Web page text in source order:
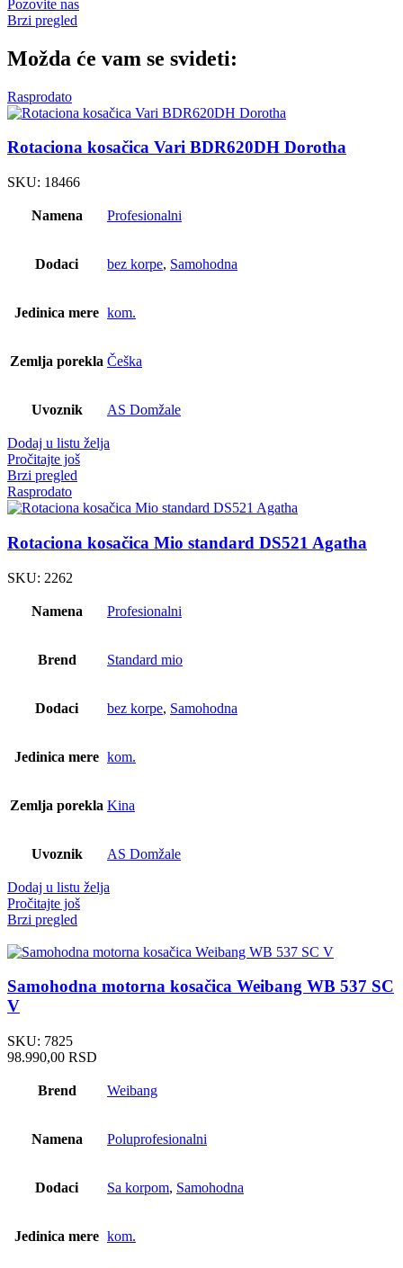
Pozovite nas
Brzi pregled
Možda će vam se svideti:
Rasprodato
Rotaciona kosačica Vari BDR620DH Dorotha
SKU: 18466
Namena Profesionalni
Dodaci bez korpe, Samohodna
Jedinica mere kom.
Zemlja porekla Češka
Uvoznik AS Domžale
Dodaj u listu želja
Pročitajte još
Brzi pregled
Rasprodato
Rotaciona kosačica Mio standard DS521 Agatha
SKU: 2262
Namena Profesionalni
Brend Standard mio
Dodaci bez korpe, Samohodna
Jedinica mere kom.
Zemlja porekla Kina
Uvoznik AS Domžale
Dodaj u listu želja
Pročitajte još
Brzi pregled
Samohodna motorna kosačica Weibang WB 537 SC
V
SKU: 7825
98.990,00 RSD
Brend Weibang
Namena Poluprofesionalni
Dodaci Sa korpom, Samohodna
Jedinica mere kom.